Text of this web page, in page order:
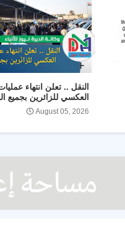
النقل .. تعلن انتهاء
العكسي للزائرين بجميع
August 05, 2026